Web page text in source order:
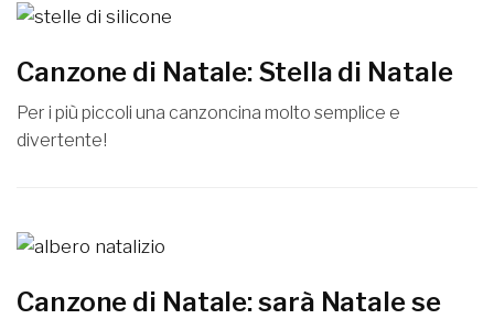
Canzone di Natale: Stella di Natale
Per i più piccoli una canzoncina molto semplice e
divertente!
Canzone di Natale: sarà Natale se